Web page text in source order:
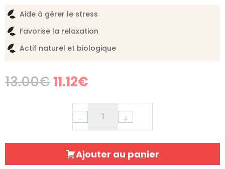
Aide à gérer le stress
Favorise la relaxation
Actif naturel et biologique
13.00€Original
was:
13.00€.
11.12€
is:
11.12€.
− +
Ajouter au panier